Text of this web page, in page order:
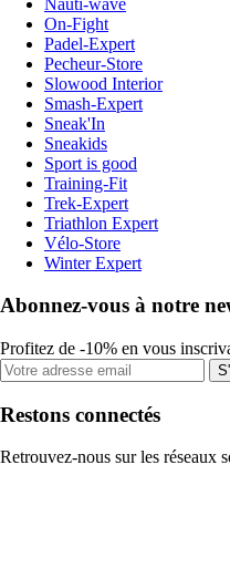
On-Fight
Padel-Expert
Pecheur-Store
Slowood Interior
Smash-Expert
Sneak'In
Sneakids
Sport is good
Training-Fit
Trek-Expert
Triathlon Expert
Vélo-Store
Winter Expert
Abonnez-vous à notre
Profitez de -10% en vous
Restons connectés
Retrouvez-nous sur les réseaux